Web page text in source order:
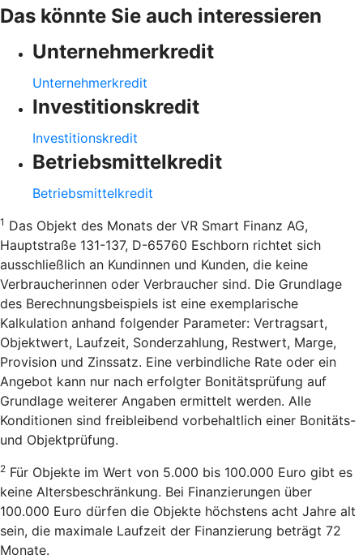
Das könnte Sie auch interessieren
Unternehmerkredit
Unternehmerkredit
Investitionskredit
Investitionskredit
Betriebsmittelkredit
Betriebsmittelkredit
1 Das Objekt des Monats der VR Smart Finanz AG,
Hauptstraße 131-137, D-65760 Eschborn richtet sich
ausschließlich an Kundinnen und Kunden, die keine
Verbraucherinnen oder Verbraucher sind. Die Grundlage
des Berechnungsbeispiels ist eine exemplarische
Kalkulation anhand folgender Parameter: Vertragsart,
Objektwert, Laufzeit, Sonderzahlung, Restwert, Marge,
Provision und Zinssatz. Eine verbindliche Rate oder ein
Angebot kann nur nach erfolgter Bonitätsprüfung auf
Grundlage weiterer Angaben ermittelt werden. Alle
Konditionen sind freibleibend vorbehaltlich einer Bonitäts-
und Objektprüfung.
2 Für Objekte im Wert von 5.000 bis 100.000 Euro gibt es
keine Altersbeschränkung. Bei Finanzierungen über
100.000 Euro dürfen die Objekte höchstens acht Jahre alt
sein, die maximale Laufzeit der Finanzierung beträgt 72
Monate.